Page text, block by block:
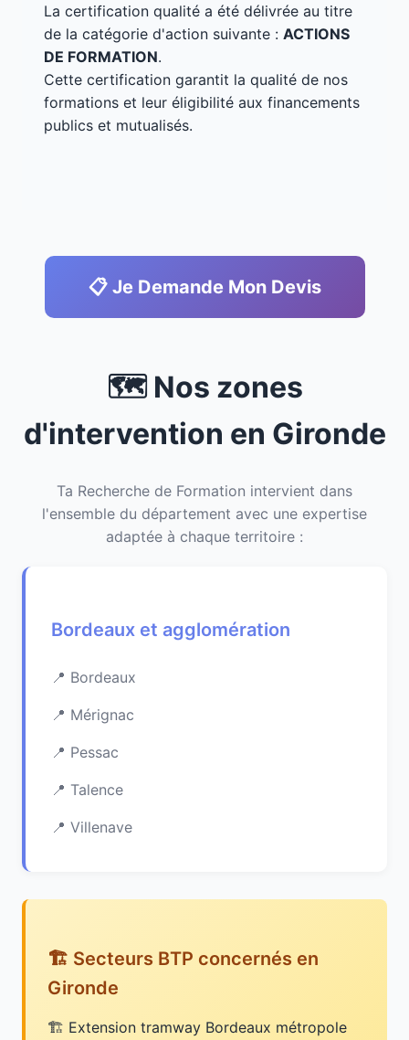
La certification qualité a été délivrée au titre
de la catégorie d'action suivante : ACTIONS
DE FORMATION.
Cette certification garantit la qualité de nos
formations et leur éligibilité aux financements
publics et mutualisés.
📋 Je Demande Mon Devis
🗺️ Nos zones
d'intervention en Gironde
Ta Recherche de Formation intervient dans
l'ensemble du département avec une expertise
adaptée à chaque territoire :
Bordeaux et agglomération
Bordeaux
Mérignac
Pessac
Talence
Villenave
🏗️ Secteurs BTP concernés en
Gironde
Extension tramway Bordeaux métropole